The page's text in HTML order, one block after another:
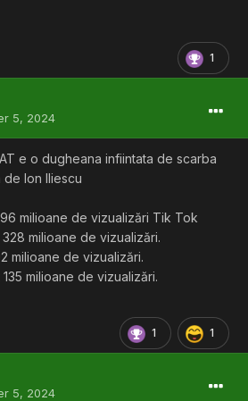
1
5, 2024
e o dugheana infiintata de scarba
Ion Iliescu
milioane de vizualizări Tik Tok
milioane de vizualizări.
milioane de vizualizări.
milioane de vizualizări.
1 1
5, 2024